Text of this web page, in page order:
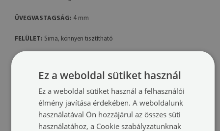
ÜVEGVASTAGSÁG: 4 mm
FELÜLET: Sima, könnyen tisztítható
A termék jellemzői:
• Praktikus vágódeszka nyomtatott mintával
Ez a weboldal sütiket használ
Ez a weboldal sütiket használ a felhasználói
élmény javítása érdekében. A weboldalunk
használatával Ön hozzájárul az összes süti
használatához, a Cookie szabályzatunknak